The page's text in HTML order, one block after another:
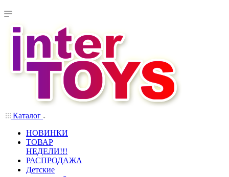
Каталог
НОВИНКИ
ТОВАР
НЕДЕЛИ!!!
РАСПРОДАЖА
Детские